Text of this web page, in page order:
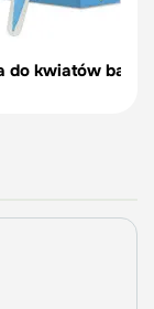
do kwiatów